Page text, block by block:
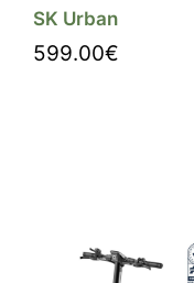
SK Urban
599.00€